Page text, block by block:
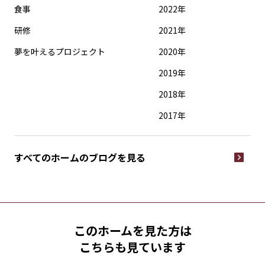
食事
研修
夢を叶えるプロジェクト
2022年
2021年
2020年
2019年
2018年
2017年
すべてのホームのブログを見る
このホームを見た方は
こちらも見ています